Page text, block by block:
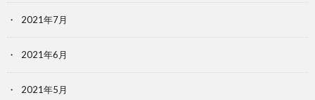
2021年7月
2021年6月
2021年5月